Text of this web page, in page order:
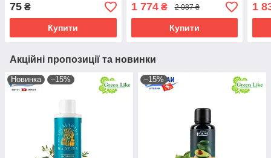
75 ₴
Купити
1 774₴ 2 087 ₴
Купити
1
Акційні пропозиції та новинки
Новинка –15% –15%